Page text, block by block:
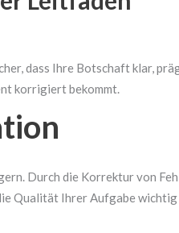
dass Ihre Botschaft klar,
korrigiert bekommt.
Durch die Korrektur von
Qualität Ihrer Aufgabe wichtig